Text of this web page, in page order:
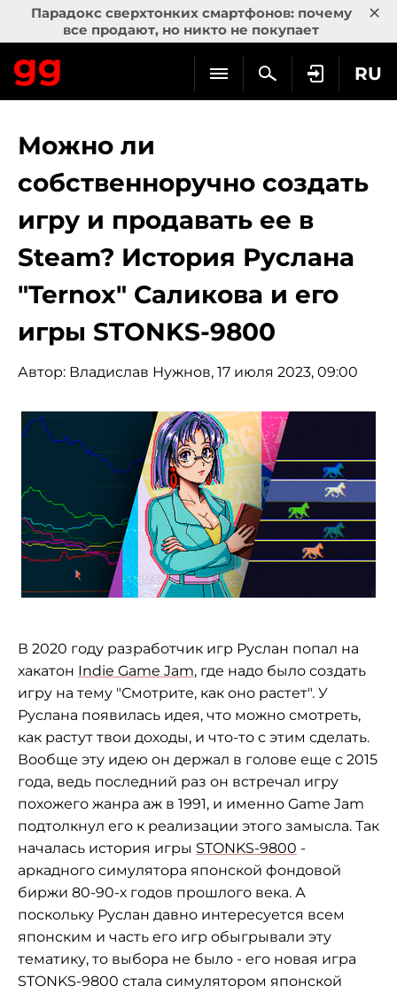
Парадокс сверхтонких смартфонов: почему
все продают, но никто не покупает
×
RU
Можно ли
собственноручно создать
игру и продавать ее в
Steam? История Руслана
"Ternox" Саликова и его
игры STONKS-9800
Автор: Владислав Нужнов, 17 июля 2023, 09:00
В 2020 году разработчик игр Руслан попал на
хакатон Indie Game Jam, где надо было создать
игру на тему "Смотрите, как оно растет". У
Руслана появилась идея, что можно смотреть,
как растут твои доходы, и что-то с этим сделать.
Вообще эту идею он держал в голове еще с 2015
года, ведь последний раз он встречал игру
похожего жанра аж в 1991, и именно Game Jam
подтолкнул его к реализации этого замысла. Так
началась история игры STONKS-9800 -
аркадного симулятора японской фондовой
биржи 80-90-х годов прошлого века. А
поскольку Руслан давно интересуется всем
японским и часть его игр обыгрывали эту
тематику, то выбора не было - его новая игра
STONKS-9800 стала симулятором японской